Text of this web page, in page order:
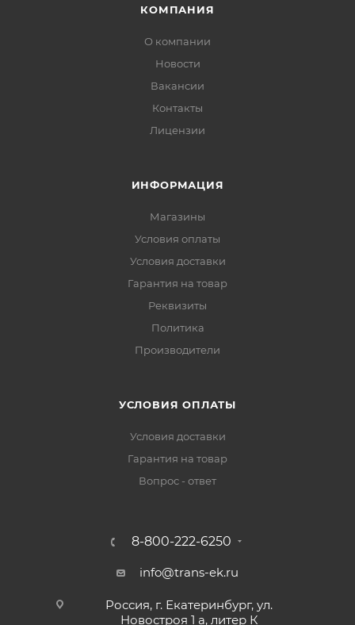
КОМПАНИЯ
О компании
Новости
Вакансии
Контакты
Лицензии
ИНФОРМАЦИЯ
Магазины
Условия оплаты
Условия доставки
Гарантия на товар
Реквизиты
Политика
Производители
УСЛОВИЯ ОПЛАТЫ
Условия доставки
Гарантия на товар
Вопрос - ответ
8-800-222-6250
info@trans-ek.ru
Россия, г. Екатеринбург, ул.
Новостроя 1 а, литер К